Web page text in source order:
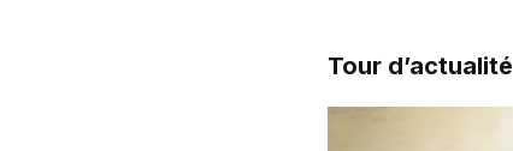
Tour d’actualité